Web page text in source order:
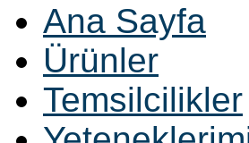
Ana Sayfa
Ürünler
Temsilcilikler